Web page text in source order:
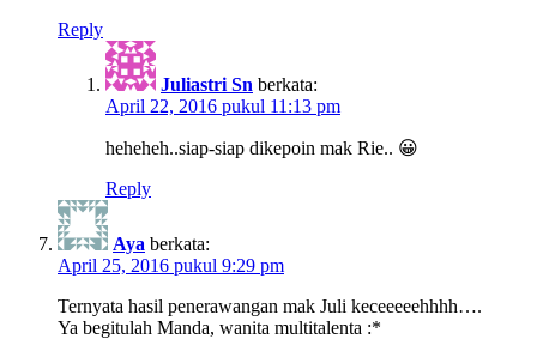
Reply
Juliastri Sn berkata:
April 22, 2016 pukul 11:13 pm
heheheh..siap-siap dikepoin mak Rie.. 😀
Reply
Aya berkata:
April 25, 2016 pukul 9:29 pm
Ternyata hasil penerawangan mak Juli keceeeeehhhh….
Ya begitulah Manda, wanita multitalenta :*